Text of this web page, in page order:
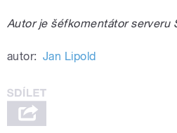
Autor je šéfkomentátor serveru
autor: Jan Lipold